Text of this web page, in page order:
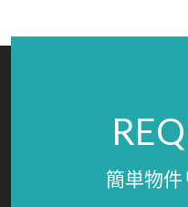
簡単物